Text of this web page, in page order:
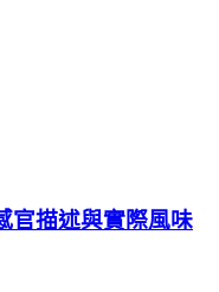
官描述與實際風味